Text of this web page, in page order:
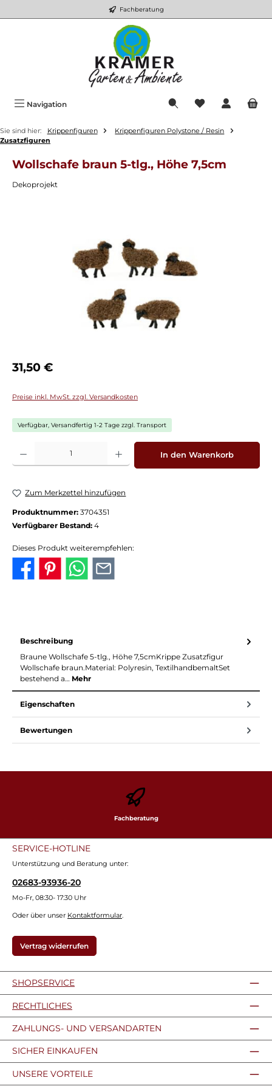
Fachberatung
Navigation Du hast 0
Sie sind hier: Krippenfiguren
Krippenfiguren Polystone / Resin
Zusatzfiguren
Wollschafe braun 5-tlg., Höhe 7,5cm
Dekoprojekt
Regulärer Preis:
31,50 €
Preise inkl. MwSt. zzgl. Versandkosten
Verfügbar, Versandfertig 1-2 Tage zzgl. Transport
Produkt Anzahl: Gib den gewünschten Wert ein oder benutze die
In den Warenkorb
Zum Merkzettel hinzufügen
Produktnummer: 3704351
Verfügbarer Bestand: 4
Dieses Produkt weiterempfehlen:
Beschreibung
Braune Wollschafe 5-tlg., Höhe 7,5cmKrippe Zusatzfigur
Wollschafe braun.Material: Polyresin, TextilhandbemaltSet
bestehend a… Mehr
Eigenschaften
Bewertungen
Fachberatung
SERVICE-HOTLINE
Unterstützung und Beratung unter:
02683-93936-20
Mo-Fr, 08:30- 17:30 Uhr
Oder über unser Kontaktformular.
Vertrag widerrufen
SHOPSERVICE
RECHTLICHES
ZAHLUNGS- UND VERSANDARTEN
SICHER EINKAUFEN
UNSERE VORTEILE